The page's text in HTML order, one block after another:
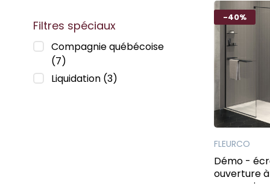
Filtres spéciaux
Compagnie québécoise
(7)
Liquidation (3)
-40%
FLEURCO
Démo -
ouverture